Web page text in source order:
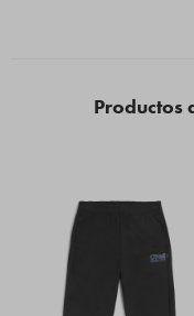
Productos